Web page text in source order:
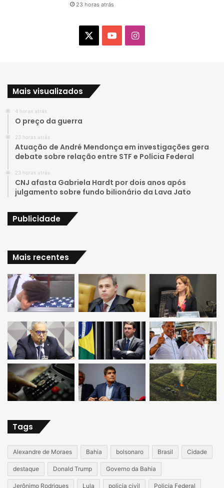
23 horas atrás
e
I
r
m
Mais visualizados
4 horas atrás
O preço da guerra
23 horas atrás
Atuação de André Mendonça em investigações gera
debate sobre relação entre STF e Polícia Federal
23 horas atrás
CNJ afasta Gabriela Hardt por dois anos após
julgamento sobre fundo bilionário da Lava Jato
Publicidade
Mais recentes
Tags
Alexandre de Moraes Bahia bolsonaro Brasil Cidade
destaque Donald Trump Governo da Bahia
Jerônimo Rodrigues Lula policia civil Policia Federal